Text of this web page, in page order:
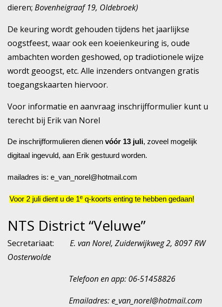
dieren; Bovenheigraaf 19, Oldebroek)
De keuring wordt gehouden tijdens het jaarlijkse
oogstfeest, waar ook een koeienkeuring is, oude
ambachten worden geshowed, op tradiotionele wijze
wordt geoogst, etc. Alle inzenders ontvangen gratis
toegangskaarten hiervoor.
Voor informatie en aanvraag inschrijfformulier kunt u
terecht bij Erik van Norel
De inschrijfformulieren dienen vóór 13 juli, zoveel mogelijk
digitaal ingevuld, aan Erik gestuurd worden.
mailadres is: e_van_norel@hotmail.com
Voor 2 juli dient u de 1e q-koorts enting te hebben gedaan!
NTS District “Veluwe”
Secretariaat: E. van Norel, Zuiderwijkweg 2, 8097 RW
Oosterwolde
Telefoon en app: 06-51458826
Emailadres:e_van_norel@hotmail.com